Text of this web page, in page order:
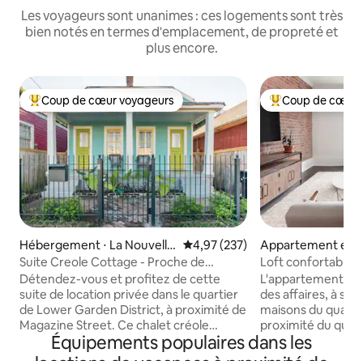
Les voyageurs sont unanimes : ces logements sont très
bien notés en termes d'emplacement, de propreté et
plus encore.
Coups de cœur voyageurs les plus appréciés
Coup de cœur voyageurs
Hébergement ⋅ La Nouvelle
-Orléans
Évaluation moyenne sur la
4,97 (237)
Suite Creole Cottage - Proche de
Magazine Street
Détendez-vous et profitez de cette
suite de location privée dans le quartier
de Lower Garden District, à proximité de
Magazine Street. Ce chalet créole
classique entièrement rénové dispose
de hauts plafonds de 14 pieds, d'un
Coups de cœur
Coup de cœur
Appartement en
⋅ La Nouvelle-
Loft confortable
maisons du
L'appartement
des affaires, à
maisons du
proximité du
arts/entrepôts.
apparente
Équipements populaires dans les